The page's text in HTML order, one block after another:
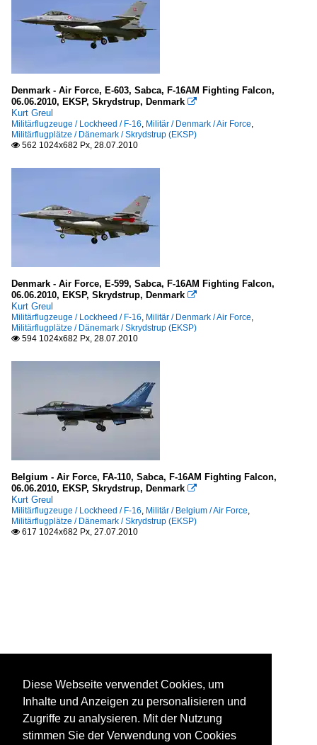
Denmark - Air Force, E-603, Sabca, F-16AM Fighting Falcon,
06.06.2010, EKSP, Skrydstrup, Denmark 
Kurt Greul
Militärflugzeuge / Lockheed / F-16, Militär / Denmark / Air Force,
Militärflugplätze / Dänemark / Skrydstrup (EKSP)
 562 1024x682 Px, 28.07.2010
Denmark - Air Force, E-599, Sabca, F-16AM Fighting Falcon,
06.06.2010, EKSP, Skrydstrup, Denmark 
Kurt Greul
Militärflugzeuge / Lockheed / F-16, Militär / Denmark / Air Force,
Militärflugplätze / Dänemark / Skrydstrup (EKSP)
 594 1024x682 Px, 28.07.2010
Belgium - Air Force, FA-110, Sabca, F-16AM Fighting Falcon,
06.06.2010, EKSP, Skrydstrup, Denmark 
Kurt Greul
Militärflugzeuge / Lockheed / F-16, Militär / Belgium / Air Force,
Militärflugplätze / Dänemark / Skrydstrup (EKSP)
 617 1024x682 Px, 27.07.2010
Diese Webseite verwendet Cookies, um
Inhalte und Anzeigen zu personalisieren und
Zugriffe zu analysieren. Mit der Nutzung
stimmen Sie der Verwendung von Cookies